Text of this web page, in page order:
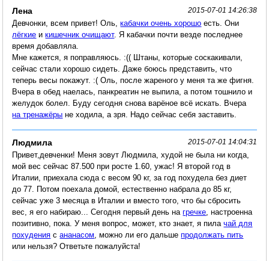
Лена 2015-07-01 14:26:38
Девчонки, всем привет! Оль,кабачки очень хорошо есть. Они
лёгкие икишечник очищают. Я кабачки почти везде последнее
время добавляла.
Мне кажется, я поправляюсь. :(( Штаны, которые соскакивали,
сейчас стали хорошо сидеть. Даже боюсь представить, что
теперь весы покажут. :( Оль, после жареного у меня та же фигня.
Вчера в обед наелась, панкреатин не выпила, а потом тошнило и
желудок болел. Буду сегодня снова варёное всё искать. Вчера
на тренажёры не ходила, а зря. Надо сейчас себя заставить.
Людмила 2015-07-01 14:04:31
Привет,девченки! Меня зовут Людмила, худой не была ни когда,
мой вес сейчас 87.500 при росте 1.60, ужас! Я второй год в
Италии, приехала сюда с весом 90 кг, за год похудела без диет
до 77. Потом поехала домой, естественно набрала до 85 кг,
сейчас уже 3 месяца в Италии и вместо того, что бы сбросить
вес, я его набираю... Сегодня первый день нагречке , настроенна
позитивно, пока. У меня вопрос, может, кто знает, я пилачай для
похудения сананасом , можно ли его дальшепродолжать пить
или нельзя? Ответьте пожалуйста!